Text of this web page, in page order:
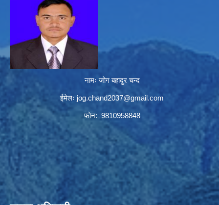
नामः जोग बहादुर चन्द
ईमेलः jog.chand2037@gmail.com
फोन: 9810958848